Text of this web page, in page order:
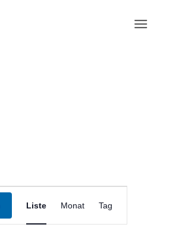
Navigation
Liste Monat Tag